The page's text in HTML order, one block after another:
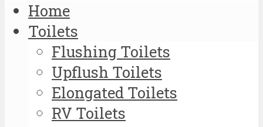
Home
Toilets
Flushing Toilets
Upflush Toilets
Elongated Toilets
RV Toilets